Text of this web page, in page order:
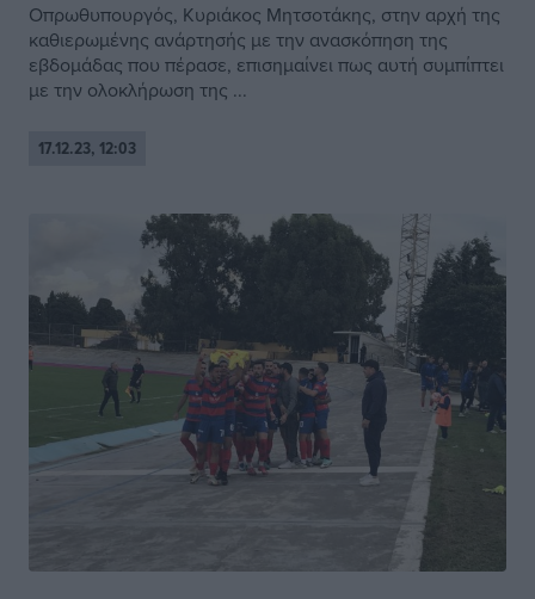
Οπρωθυπουργός, Κυριάκος Μητσοτάκης, στην αρχή της
καθιερωμένης ανάρτησής με την ανασκόπηση της
εβδομάδας που πέρασε, επισημαίνει πως αυτή συμπίπτει
με την ολοκλήρωση της ...
17.12.23, 12:03